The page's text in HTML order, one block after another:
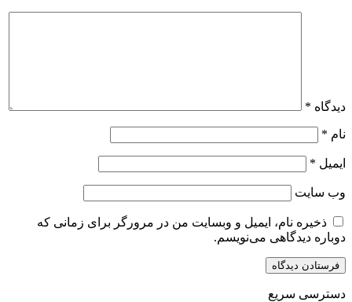
دیدگاه *
نام *
ایمیل *
وب‌ سایت
ذخیره نام، ایمیل و وبسایت من در مرورگر برای زمانی که
دوباره دیدگاهی می‌نویسم.
دسترسی سریع